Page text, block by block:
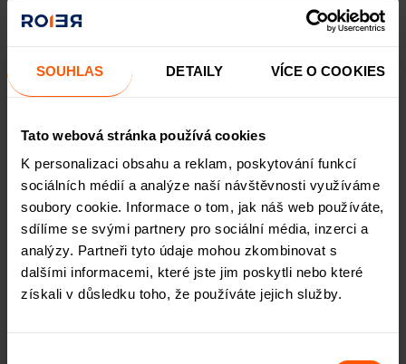
SOUHLAS DETAILY VÍCE O COOKIES
Tato webová stránka používá cookies
K personalizaci obsahu a reklam, poskytování funkcí
sociálních médií a analýze naší návštěvnosti využíváme
soubory cookie. Informace o tom, jak náš web používáte,
sdílíme se svými partnery pro sociální média, inzerci a
analýzy. Partneři tyto údaje mohou zkombinovat s
dalšími informacemi, které jste jim poskytli nebo které
získali v důsledku toho, že používáte jejich služby.
V případě dárcovského crowdfundingu nedochází
k navrácení peněz či vyplacení odměny za jejich
například různé dobročinné sbírky. Naproti tomu
jednotlivci peníze s cílem zhodnotit vlastní kapitál
projektu, a to ve formě cenných papírů nebo
úvěrů.
K provozování úvěrového crowdfundingu je
zapotřebí licence od České národní banky.
PLATFORMA ROIER ZÍSKALA TUTO LICENCI V ROCE
2023.